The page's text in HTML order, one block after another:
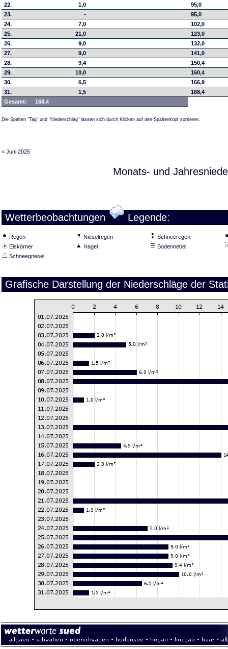
22.
1,0
95,0
23.
-
95,0
24.
7,0
102,0
25.
21,0
123,0
26.
9,0
132,0
27.
9,0
141,0
28.
9,4
150,4
29.
10,0
160,4
30.
6,5
166,9
31.
1,5
168,4
Gesamt:
168,4
Die Spalten "Tag" und "Niederschlag" lassen sich durch Klicken auf den Spaltenkopf sortieren.
< Juni 2025
Monats- und
Wetterbeobachtungen Legende:
Regen Nieselregen
Schneeregen
Eiskörner
Hagel
Bodennebel
Schneegriesel
Grafische Darstellung der Niederschläge der